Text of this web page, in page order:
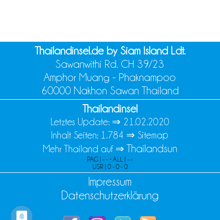
Thailandinsel.de by Siam Island Ldt.
Sawanwithi Rd. CH 39/23
Amphor Muang - Phaknampoo
60000 Nakhon Sawan Thailand
Thailandinsel
Letztes Update: ⇒ 21.02.2020
Inhalt Seiten: 1.784 ⇒ Sitemap
Mehr Thailand auf ⇒ Thailandsun
PAG | - - • ALL | - -
USR | 0 - 0 - 0
Impressum
Datenschutzerklärung